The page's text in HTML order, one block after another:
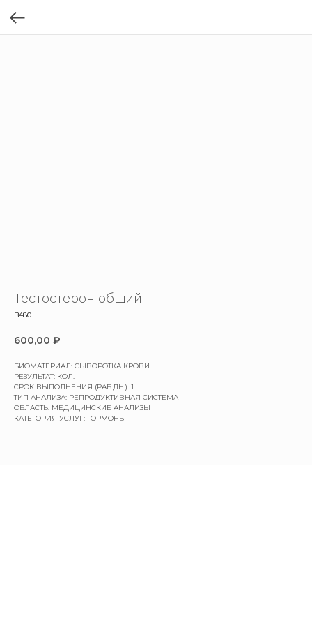
Тестостерон общий
B480
600,00 ₽
БИОМАТЕРИАЛ: СЫВОРОТКА КРОВИ
РЕЗУЛЬТАТ: КОЛ.
СРОК ВЫПОЛНЕНИЯ (РАБ.ДН.): 1
ТИП АНАЛИЗА: РЕПРОДУКТИВНАЯ СИСТЕМА
ОБЛАСТЬ: МЕДИЦИНСКИЕ АНАЛИЗЫ
КАТЕГОРИЯ УСЛУГ: ГОРМОНЫ